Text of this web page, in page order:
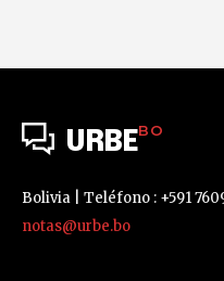
URBEBO
Bolivia | Teléfono : +591
notas@urbe.bo